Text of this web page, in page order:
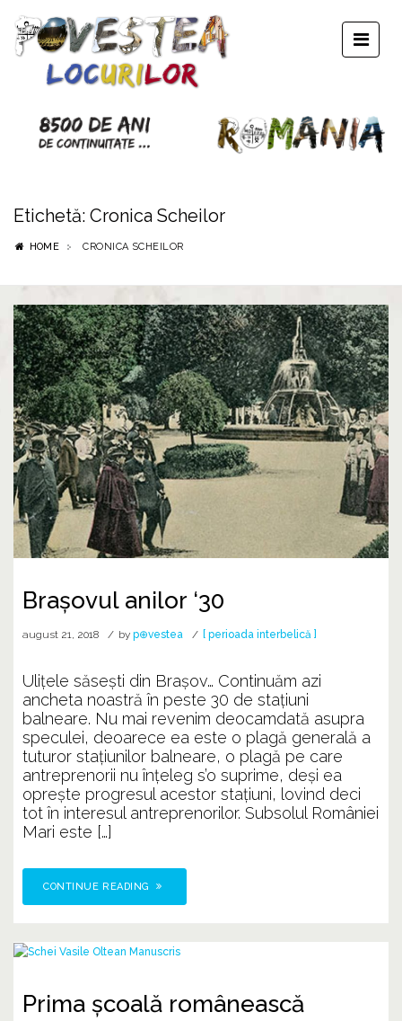
Etichetă: Cronica Scheilor
HOME CRONICA SCHEILOR
Brașovul anilor ‘30
august 21, 2018 by p⊕vestea [ perioada interbelică ]
Ulițele săsești din Brașov… Continuăm azi
ancheta noastră în peste 30 de stațiuni
balneare. Nu mai revenim deocamdată asupra
speculei, deoarece ea este o plagă generală a
tuturor stațiunilor balneare, o plagă pe care
antreprenorii nu înțeleg s’o suprime, deși ea
oprește progresul acestor stațiuni, lovind deci
tot în interesul antreprenorilor. Subsolul României
Mari este […]
CONTINUE READING
Prima școală românească